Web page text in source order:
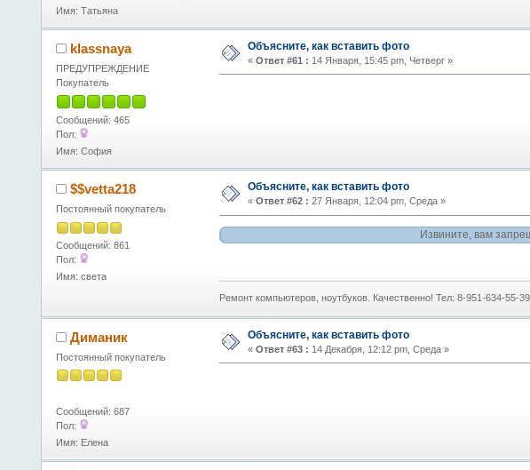
Имя: Татьяна
klassnaya
ПРЕДУПРЕЖДЕНИЕ
Покупатель
Сообщений: 465
Пол:
Имя: София
Объясните, как вставить фото
« Ответ #61 : 14 Января, 15:45 pm, Четверг »
$$vetta218
Постоянный покупатель
Сообщений: 861
Пол:
Имя: света
Объясните, как вставить фото
« Ответ #62 : 27 Января, 12:04 pm, Среда »
Извините, вам
Ремонт компьютеров, ноутбуков. Качественно! Тел: 8-951-634-55-39
Диманик
Постоянный покупатель
Сообщений: 687
Пол:
Имя: Елена
Объясните, как вставить фото
« Ответ #63 : 14 Декабря, 12:12 pm, Среда »